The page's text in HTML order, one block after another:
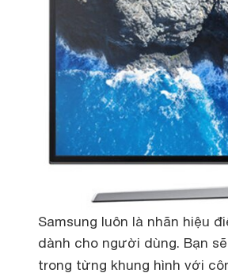
Samsung luôn là nhãn hiệu
dành cho người dùng. Bạn
trong từng khung hình với